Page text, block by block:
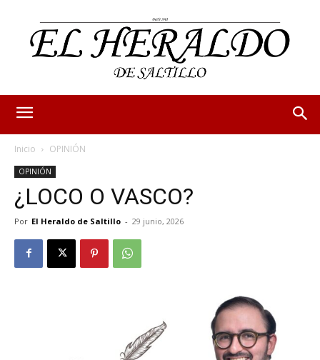
Inicio OPINIÓN
OPINIÓN
¿LOCO O VASCO?
Por El Heraldo de Saltillo - 29 junio, 2026